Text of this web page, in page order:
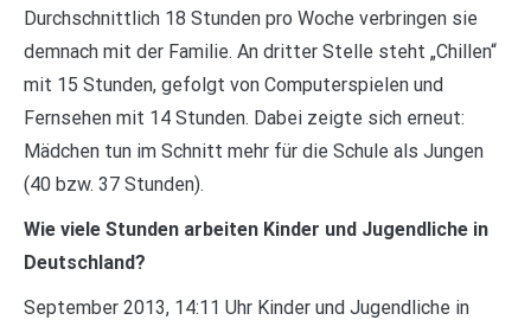
Durchschnittlich 18 Stunden pro Woche verbringen sie
demnach mit der Familie. An dritter Stelle steht „Chillen“
mit 15 Stunden, gefolgt von Computerspielen und
Fernsehen mit 14 Stunden. Dabei zeigte sich erneut:
Mädchen tun im Schnitt mehr für die Schule als Jungen
(40 bzw. 37 Stunden).
Wie viele Stunden arbeiten Kinder und Jugendliche in
Deutschland?
September 2013, 14:11 Uhr Kinder und Jugendliche in